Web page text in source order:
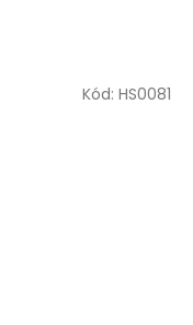
Kód: HS0081